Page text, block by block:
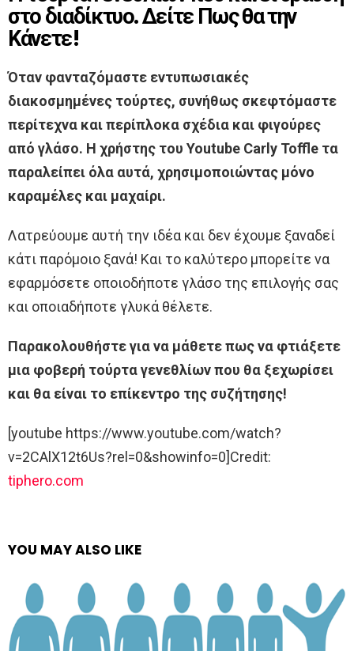
στο διαδίκτυο. Δείτε Πως θα την
Κάνετε!
Όταν φανταζόμαστε εντυπωσιακές
διακοσμημένες τούρτες, συνήθως σκεφτόμαστε
περίτεχνα και περίπλοκα σχέδια και φιγούρες
από γλάσο. Η χρήστης του Youtube Carly Toffle τα
παραλείπει όλα αυτά, χρησιμοποιώντας μόνο
καραμέλες και μαχαίρι.
Λατρεύουμε αυτή την ιδέα και δεν έχουμε ξαναδεί
κάτι παρόμοιο ξανά! Και το καλύτερο μπορείτε να
εφαρμόσετε οποιοδήποτε γλάσο της επιλογής σας
και οποιαδήποτε γλυκά θέλετε.
Παρακολουθήστε για να μάθετε πως να φτιάξετε
μια φοβερή τούρτα γενεθλίων που θα ξεχωρίσει
και θα είναι το επίκεντρο της συζήτησης!
[youtube https://www.youtube.com/watch?
v=2CAlX12t6Us?rel=0&showinfo=0]Credit:
tiphero.com
YOU MAY ALSO LIKE